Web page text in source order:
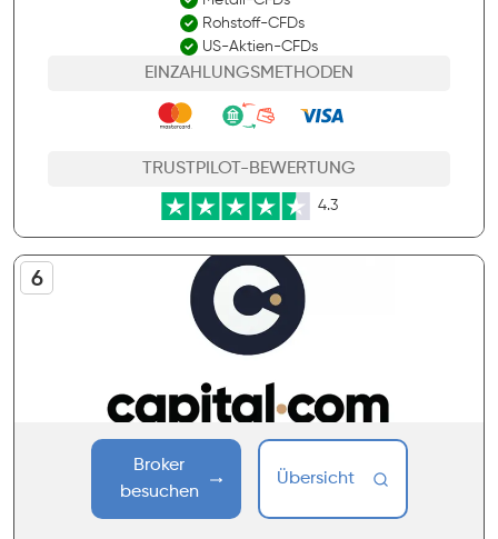
Rohstoff-CFDs
US-Aktien-CFDs
EINZAHLUNGSMETHODEN
TRUSTPILOT-BEWERTUNG
4.3
Broker
besuchen
Übersicht